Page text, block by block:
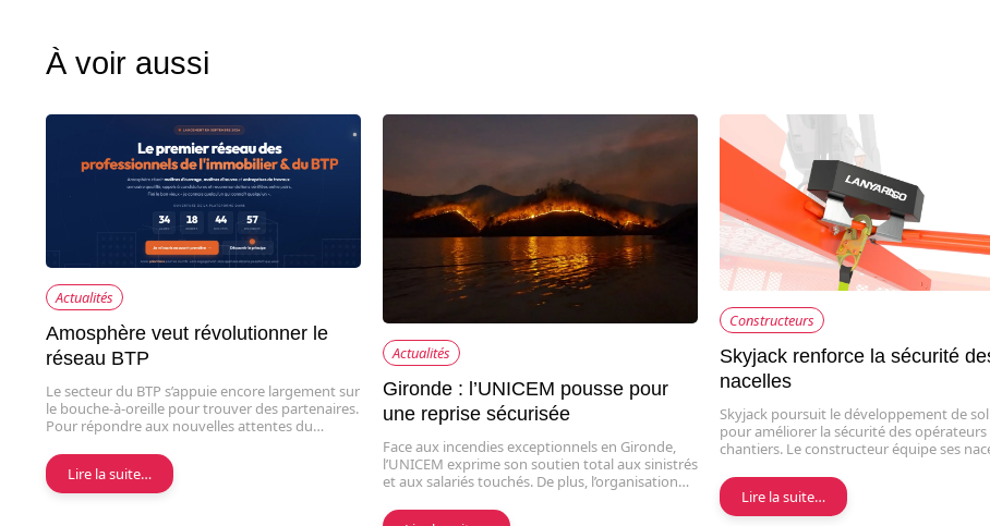
À voir aussi
Actualités
Amosphère veut révolutionner le
réseau BTP
Le secteur du BTP s’appuie encore largement sur
le bouche-à-oreille pour trouver des partenaires.
Pour répondre aux nouvelles attentes du…
Lire la suite…
Actualités
Gironde : l’UNICEM pousse pour
une reprise sécurisée
Face aux incendies exceptionnels en Gironde,
l’UNICEM exprime son soutien total aux sinistrés
et aux salariés touchés. De plus, l’organisation…
Constructeurs
Skyjack renforce la sécurité
nacelles
Skyjack poursuit le développement de
pour améliorer la sécurité des opérateurs
chantiers. Le constructeur équipe ses
Lire la suite…